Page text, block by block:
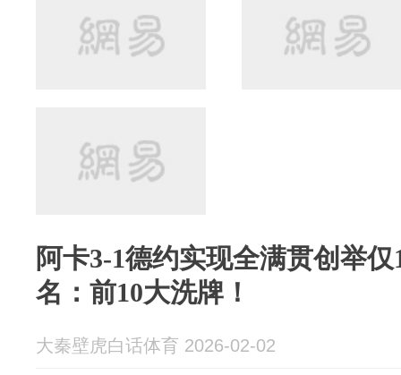
阿卡3-1德约实现全满贯创举
名：前10大洗牌！
大秦壁虎白话体育 2026-02-02